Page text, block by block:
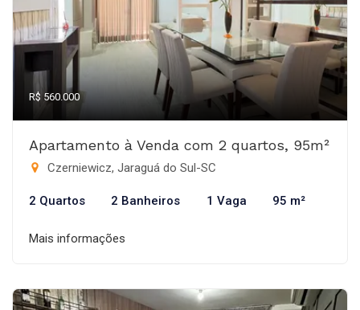
R$ 560.000
Apartamento à Venda com 2 quartos, 95m²
Czerniewicz, Jaraguá do Sul-SC
2 Quartos 2 Banheiros 1 Vaga 95 m²
Mais informações